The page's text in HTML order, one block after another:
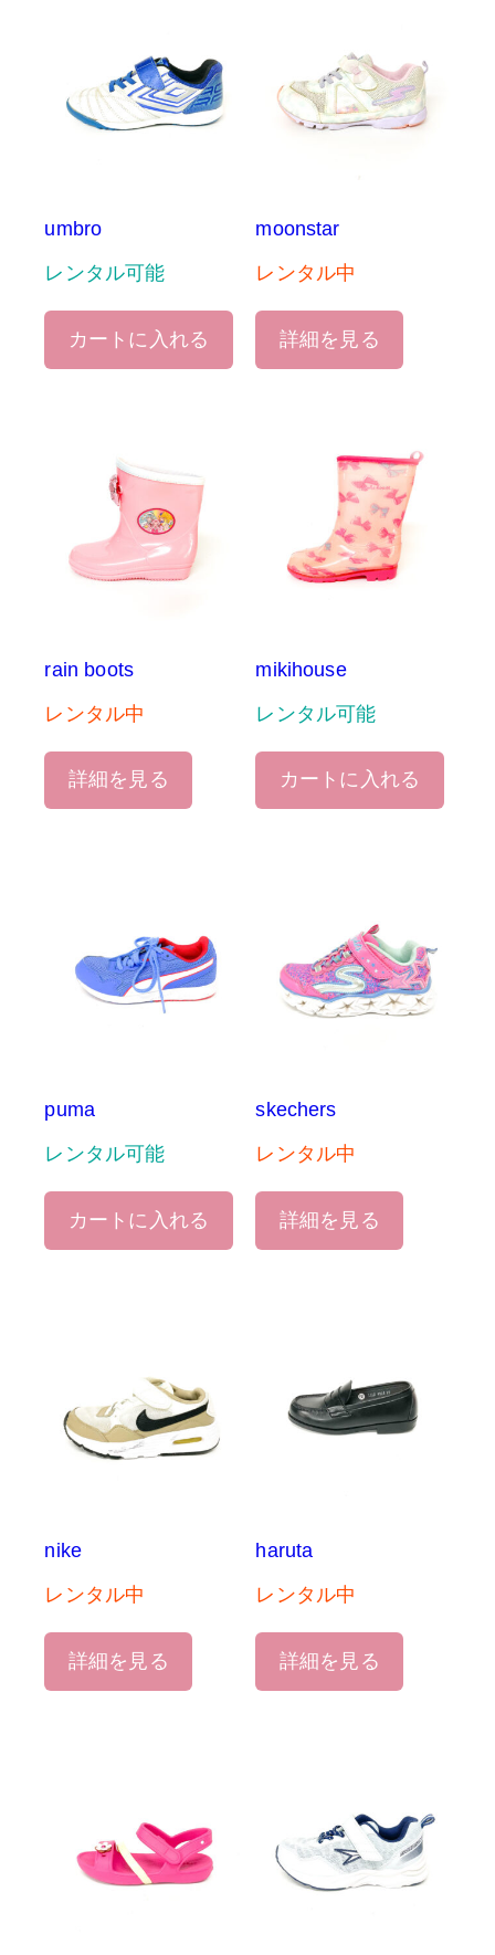
umbro
レンタル可能
カートに入れる
moonstar
レンタル中
詳細を見る
rain boots
レンタル中
詳細を見る
mikihouse
レンタル可能
カートに入れる
puma
レンタル可能
カートに入れる
skechers
レンタル中
詳細を見る
nike
レンタル中
詳細を見る
haruta
レンタル中
詳細を見る